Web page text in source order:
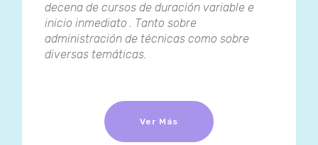
decena de cursos de duración variable e
inicio inmediato . Tanto sobre
administración de técnicas como sobre
diversas temáticas.
Ver Más